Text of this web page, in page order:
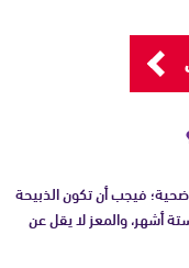
فيجب أن تكون الذبيحة
أشهر، والمعز لا يقل عن